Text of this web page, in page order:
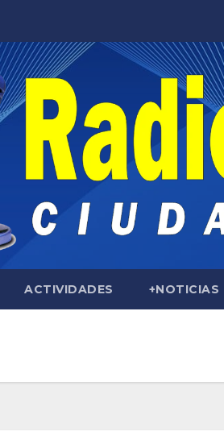
ACTIVIDADES +NOTICIAS